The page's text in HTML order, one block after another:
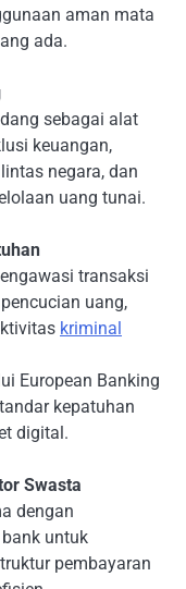
aman mata
ada.
sebagai alat
keuangan,
negara, dan
uang tunai.
transaksi
uang,
kriminal
European Banking
kepatuhan
digital.
Swasta
dengan
untuk
pembayaran